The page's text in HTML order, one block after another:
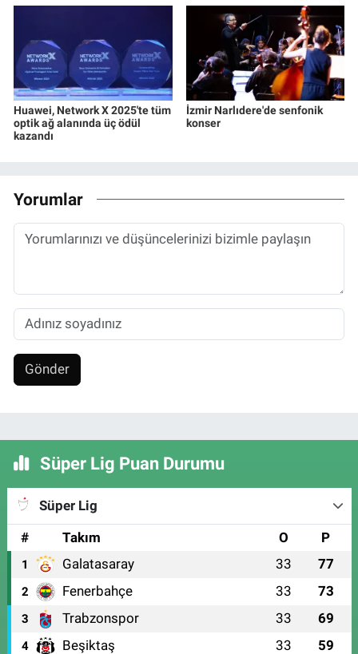
Huawei, Network X 2025'te tüm
optik ağ alanında üç ödül
kazandı
İzmir Narlıdere'de senfonik
konser
Yorumlar
Gönder
Süper Lig Puan Durumu
Süper Lig
#
Takım O P
1 Galatasaray 33 77
2 Fenerbahçe 33 73
3 Trabzonspor 33 69
4 Beşiktaş 33 59